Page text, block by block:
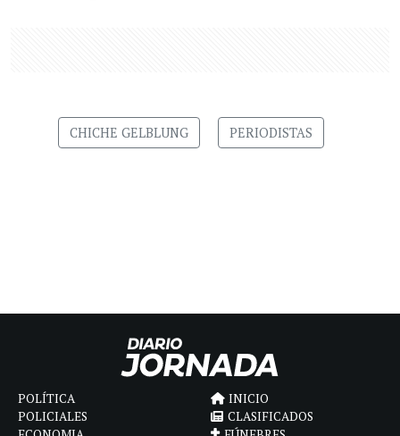
CHICHE GELBLUNG PERIODISTAS
POLÍTICA
POLICIALES
INICIO
CLASIFICADOS